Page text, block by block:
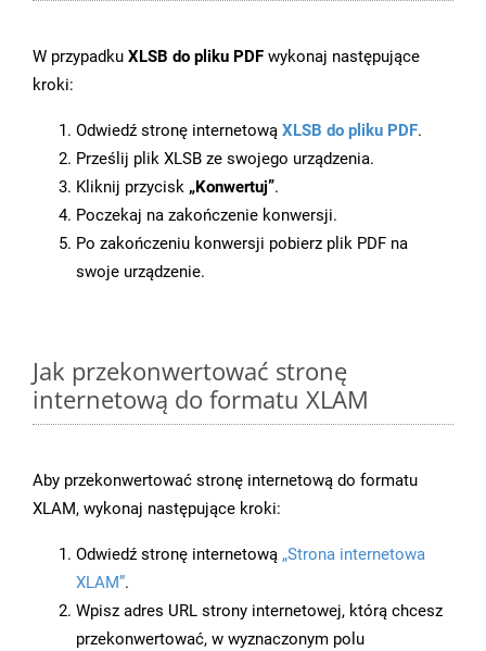
W przypadku XLSB do pliku PDF wykonaj następujące
kroki:
Odwiedź stronę internetową XLSB do pliku PDF.
Prześlij plik XLSB ze swojego urządzenia.
Kliknij przycisk „Konwertuj”.
Poczekaj na zakończenie konwersji.
Po zakończeniu konwersji pobierz plik PDF na
swoje urządzenie.
Jak przekonwertować stronę
internetową do formatu XLAM
Aby przekonwertować stronę internetową do formatu
XLAM, wykonaj następujące kroki:
Odwiedź stronę internetową „Strona internetowa
XLAM”.
Wpisz adres URL strony internetowej, którą chcesz
przekonwertować, w wyznaczonym polu